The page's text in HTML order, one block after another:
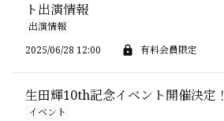
ト出演情報
出演情報
2025/06/28 12:00
有料会員限定
生田輝10th記念イベント開催決定！
イベント